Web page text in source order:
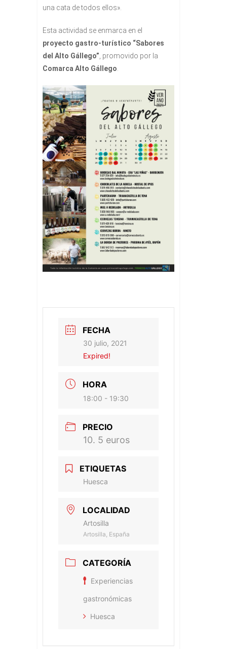
una cata de todos ellos».
Esta actividad se enmarca en el
proyecto gastro-turístico “Sabores
del Alto Gállego”, promovido por la
Comarca Alto Gállego.
FECHA
30 julio, 2021
Expired!
HORA
18:00 - 19:30
PRECIO
10. 5 euros
ETIQUETAS
Huesca
LOCALIDAD
Artosilla
Artosilla, España
CATEGORÍA
Experiencias
gastronómicas
Huesca